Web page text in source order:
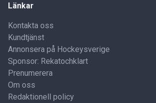
Länkar
Kontakta oss
Kundtjänst
Annonsera på Hockeysverige
Sponsor: Rekatochklart
Prenumerera
Om oss
Redaktionell policy